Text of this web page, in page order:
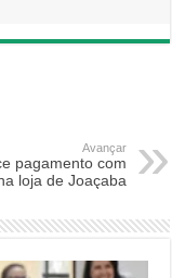
Avançar
pagamento com
loja de Joaçaba